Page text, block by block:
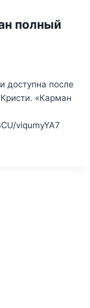
полный
доступна после
«Карман
viqumyYA7